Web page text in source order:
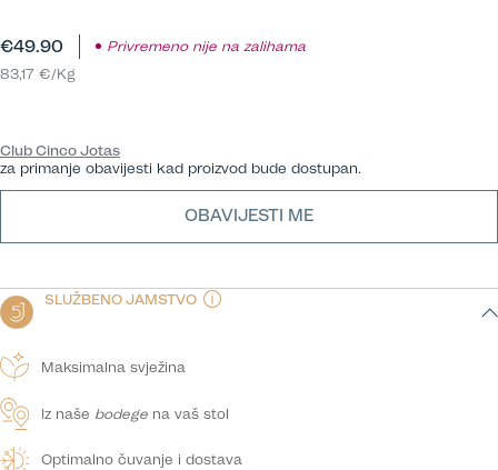
€49.90
Privremeno nije na zalihama
83,17 €/Kg
Club Cinco Jotas
za primanje obavijesti kad proizvod bude dostupan.
OBAVIJESTI ME
SLUŽBENO JAMSTVO
Maksimalna svježina
Iz naše bodege na vaš stol
Optimalno čuvanje i dostava